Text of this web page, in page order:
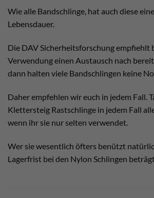
Wie alle Bandschlinge, hat auch diese
Lebensdauer.
Die DAV Sicherheitsforschung empfiehlt
Verwendung einen Austausch nach
dann halten viele Bandschlingen keine
Daher empfehlen wir euch in jedem Fall.
Klettersteig Rastschlinge in jedem Fall
wenn ihr sie nur selten verwendet.
Wer sie wesentlich öfters benützt
Lagerfrist bei den Nylon Schlingen